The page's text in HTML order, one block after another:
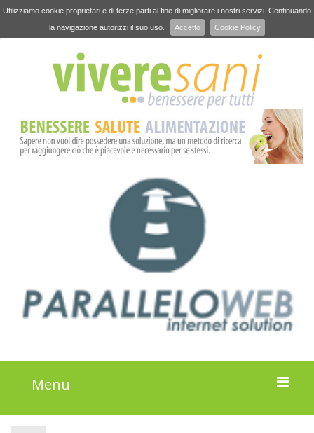
Utilizziamo cookie proprietari e di terze parti al fine di migliorare i nostri servizi. Continuando
la navigazione autorizzi il suo uso.
Accetto Cookie Policy
Menu